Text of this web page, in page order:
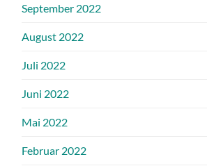
September 2022
August 2022
Juli 2022
Juni 2022
Mai 2022
Februar 2022